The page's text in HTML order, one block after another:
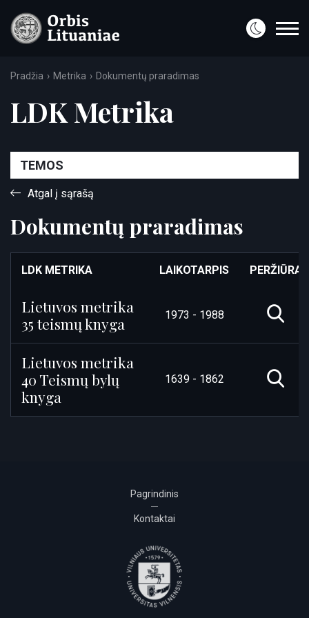
Pradžia Metrika Dokumentų praradimas
LDK Metrika
TEMOS
Atgal į sąrašą
Dokumentų praradimas
LDK METRIKA LAIKOTARPIS PERŽIŪRA
Lietuvos metrika
35 teismų knyga
1973 - 1988
Lietuvos metrika
40 Teismų bylų
knyga
1639 - 1862
Pagrindinis
Kontaktai